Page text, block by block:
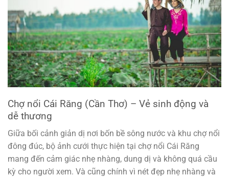
Chợ nổi Cái Răng (Cần Thơ) – Vẻ sinh động và
dễ thương
Giữa bối cảnh giản dị nơi bốn bề sông nước và khu chợ nổi
đông đúc, bộ ảnh cưới thực hiện tại chợ nổi Cái Răng
mang đến cảm giác nhẹ nhàng, dung dị và không quá cầu
kỳ cho người xem. Và cũng chính vì nét đẹp nhẹ nhàng và